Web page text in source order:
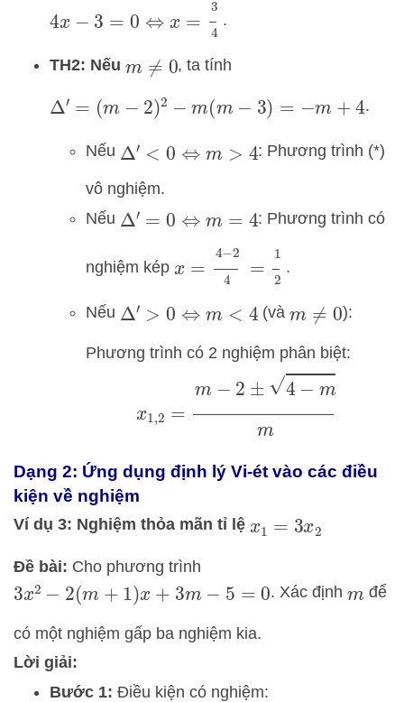
4 = ⇔x 3 .
TH2: Nếu m ≠0 , ta tính
Δ′=(m−2 )2 −m (m −3)=−m+4 .
Nếu Δ′<0 ⇔ m>4 : Phương trình (*)
vô nghiệm.
Nếu Δ′=0 ⇔ m=4 : Phương trình có
nghiệm kép −24 .
Nếu Δ′>0 ⇔ m<4 (vàm≠0 ):
Phương trình có 2 nghiệm phân biệt:
2=m−2 ±4−m m
Dạng 2: Ứng dụng định lý Vi-ét vào các điều
kiện về nghiệm
Ví dụ 3: Nghiệm thỏa mãn tỉ lệ x1 =3 x2
Đề bài: Cho phương trình
3x2 −2(m+ 1) x+3 m−5= 0 . Xác định mđể
có một nghiệm gấp ba nghiệm kia.
Lời giải:
Bước 1: Điều kiện có nghiệm: